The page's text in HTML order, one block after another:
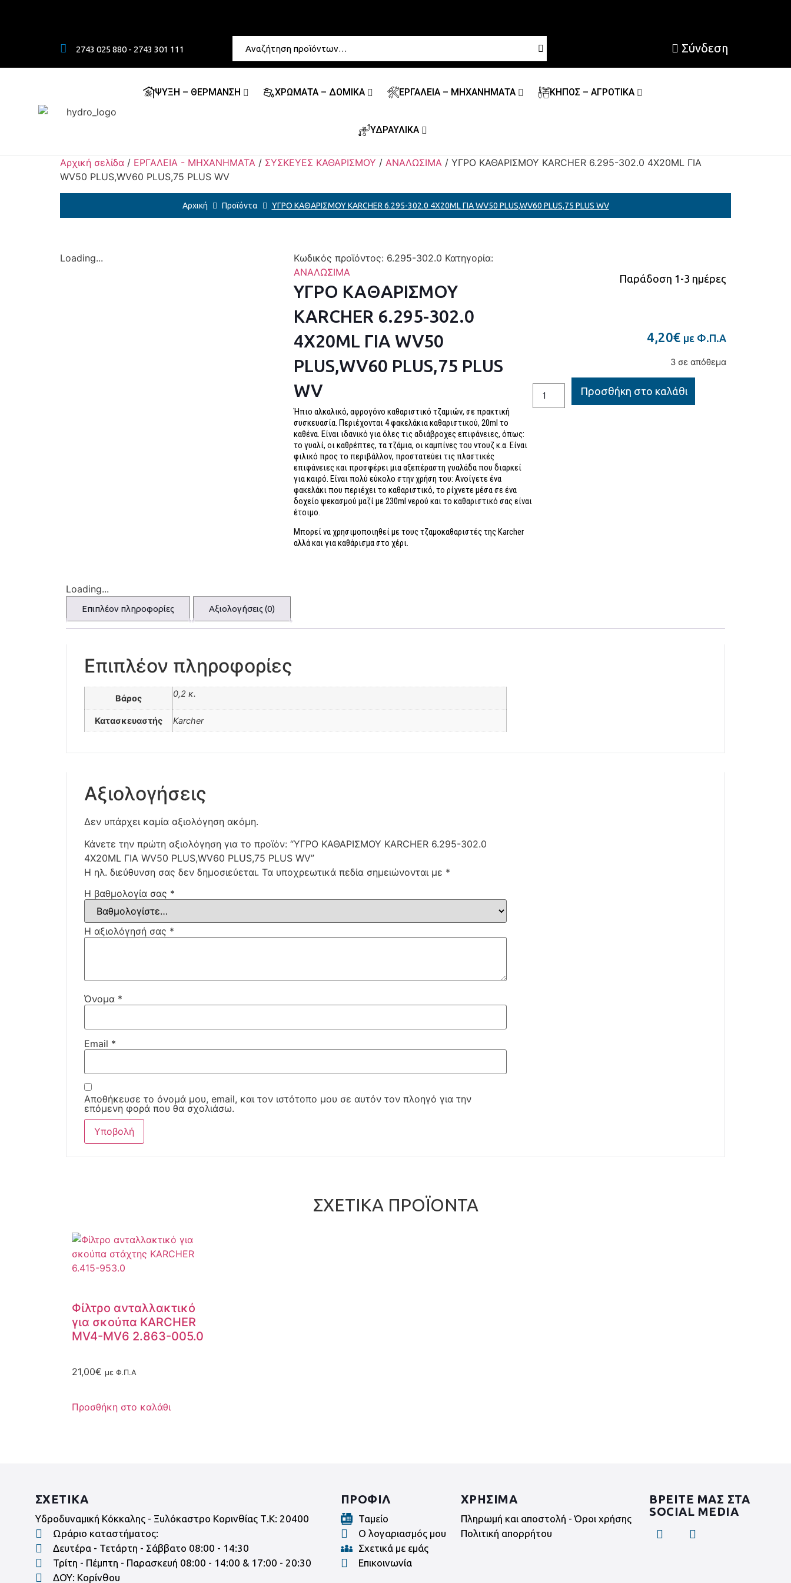
2743 025 880 - 2743 301 111 Σύνδεση
ΨΥΞΗ – ΘΕΡΜΑΝΣΗ ΧΡΩΜΑΤΑ – ΔΟΜΙΚΑ ΕΡΓΑΛΕΙΑ – ΜΗΧΑΝΗΜΑΤΑ ΚΗΠΟΣ – ΑΓΡΟΤΙΚΑ
ΥΔΡΑΥΛΙΚΑ
Αρχική σελίδα / ΕΡΓΑΛΕΙΑ - ΜΗΧΑΝΗΜΑΤΑ / ΣΥΣΚΕΥΕΣ ΚΑΘΑΡΙΣΜΟΥ / ΑΝΑΛΩΣΙΜΑ / ΥΓΡΟ ΚΑΘΑΡΙΣΜΟΥ KARCHER 6.295-302.0 4X20ML ΓΙΑ
WV50 PLUS,WV60 PLUS,75 PLUS WV
Αρχική Προϊόντα ΥΓΡΟ ΚΑΘΑΡΙΣΜΟΥ KARCHER 6.295-302.0 4X20ML ΓΙΑ WV50 PLUS,WV60 PLUS,75 PLUS WV
Loading... Κωδικός προϊόντος: 6.295-302.0 Κατηγορία:
ΑΝΑΛΩΣΙΜΑ
ΥΓΡΟ ΚΑΘΑΡΙΣΜΟΥ
KARCHER 6.295-302.0
4X20ML ΓΙΑ WV50
PLUS,WV60 PLUS,75 PLUS
WV
Ήπιο αλκαλικό, αφρογόνο καθαριστικό τζαμιών, σε πρακτική
συσκευασία. Περιέχονται 4 φακελάκια καθαριστικού, 20ml το
καθένα. Είναι ιδανικό για όλες τις αδιάβροχες επιφάνειες, όπως:
το γυαλί, οι καθρέπτες, τα τζάμια, οι καμπίνες του ντουζ κ.α. Είναι
φιλικό προς το περιβάλλον, προστατεύει τις πλαστικές
επιφάνειες και προσφέρει μια αξεπέραστη γυαλάδα που διαρκεί
για καιρό. Είναι πολύ εύκολο στην χρήση του: Ανοίγετε ένα
φακελάκι που περιέχει το καθαριστικό, το ρίχνετε μέσα σε ένα
δοχείο ψεκασμού μαζί με 230ml νερού και το καθαριστικό σας είναι
έτοιμο.
Μπορεί να χρησιμοποιηθεί με τους τζαμοκαθαριστές της Karcher
αλλά και για καθάρισμα στο χέρι.
Παράδοση 1-3 ημέρες
4,20€ με Φ.Π.Α
3 σε απόθεμα
Προσθήκη στο καλάθι
Loading...
Επιπλέον πληροφορίες Αξιολογήσεις (0)
Επιπλέον πληροφορίες
Βάρος 0,2 κ.
Κατασκευαστής Karcher
Αξιολογήσεις
Δεν υπάρχει καμία αξιολόγηση ακόμη.
Κάνετε την πρώτη αξιολόγηση για το προϊόν: “ΥΓΡΟ ΚΑΘΑΡΙΣΜΟΥ KARCHER 6.295-302.0
4X20ML ΓΙΑ WV50 PLUS,WV60 PLUS,75 PLUS WV”
Η ηλ. διεύθυνση σας δεν δημοσιεύεται. Τα υποχρεωτικά πεδία σημειώνονται με *
Η βαθμολογία σας *
Η αξιολόγησή σας *
Όνομα *
Email *
Αποθήκευσε το όνομά μου, email, και τον ιστότοπο μου σε αυτόν τον πλοηγό για την
επόμενη φορά που θα σχολιάσω.
ΣΧΕΤΙΚΆ ΠΡΟΪΌΝΤΑ
Φίλτρο ανταλλακτικό
για σκούπα KARCHER
MV4-MV6 2.863-005.0
21,00€ με Φ.Π.Α
Προσθήκη στο καλάθι
ΣΧΕΤΙΚΑ
Υδροδυναμική Κόκκαλης - Ξυλόκαστρο Κορινθίας Τ.Κ: 20400
Ωράριο καταστήματος:
Δευτέρα - Τετάρτη - Σάββατο 08:00 - 14:30
Τρίτη - Πέμπτη - Παρασκευή 08:00 - 14:00 & 17:00 - 20:30
ΔΟΥ: Κορίνθου
ΠΡΟΦΙΛ
Ταμείο
Ο λογαριασμός μου
Σχετικά με εμάς
Επικοινωνία
ΧΡΗΣΙΜΑ
Πληρωμή και αποστολή - Όροι χρήσης
Πολιτική απορρήτου
ΒΡΕΙΤΕ ΜΑΣ ΣΤΑ
SOCIAL MEDIA